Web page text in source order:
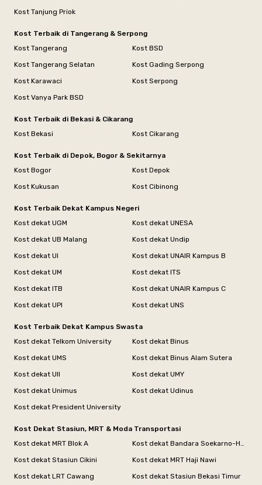
Kost Tanjung Priok
Kost Terbaik di Tangerang & Serpong
Kost Tangerang
Kost BSD
Kost Tangerang Selatan
Kost Gading Serpong
Kost Karawaci
Kost Serpong
Kost Vanya Park BSD
Kost Terbaik di Bekasi & Cikarang
Kost Bekasi
Kost Cikarang
Kost Terbaik di Depok, Bogor & Sekitarnya
Kost Bogor
Kost Depok
Kost Kukusan
Kost Cibinong
Kost Terbaik Dekat Kampus Negeri
Kost dekat UGM
Kost dekat UNESA
Kost dekat UB Malang
Kost dekat Undip
Kost dekat UI
Kost dekat UNAIR Kampus B
Kost dekat UM
Kost dekat ITS
Kost dekat ITB
Kost dekat UNAIR Kampus C
Kost dekat UPI
Kost dekat UNS
Kost Terbaik Dekat Kampus Swasta
Kost dekat Telkom University
Kost dekat Binus
Kost dekat UMS
Kost dekat Binus Alam Sutera
Kost dekat UII
Kost dekat UMY
Kost dekat Unimus
Kost dekat Udinus
Kost dekat President University
Kost Dekat Stasiun, MRT & Moda Transportasi
Kost dekat MRT Blok A
Kost dekat Bandara Soekarno-Hatta
Kost dekat Stasiun Cikini
Kost dekat MRT Haji Nawi
Kost dekat LRT Cawang
Kost dekat Stasiun Bekasi Timur